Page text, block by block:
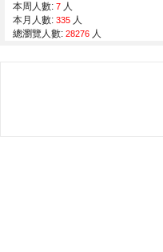
本周人數: 7 人
本月人數: 335 人
總瀏覽人數: 28276 人